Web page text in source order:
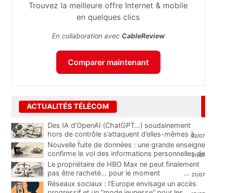
Trouvez la meilleure offre Internet & mobile
en quelques clics
En collaboration avec CableReview
Comparer maintenant
ACTUALITÉS TÉLÉCOM
Des IA d’OpenAI (ChatGPT…) soudainement
hors de contrôle s’attaquent d’elles-mêmes à
une plateforme
...
22/07
Nouvelle fuite de données : une grande enseigne
confirme le vol des informations personnelles de
ses clients
...
21/07
Le propriétaire de HBO Max ne peut finalement
pas être racheté… pour le moment
... 21/07
Réseaux sociaux : l’Europe envisage un accès